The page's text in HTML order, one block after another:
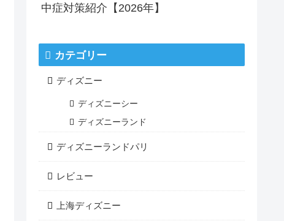
中症対策紹介【2026年】
カテゴリー
ディズニー
ディズニーシー
ディズニーランド
ディズニーランドパリ
レビュー
上海ディズニー